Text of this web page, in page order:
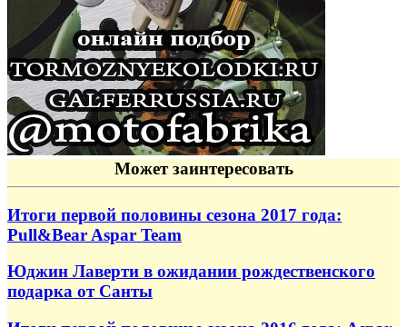
Может заинтересовать
Итоги первой половины сезона 2017 года:
Pull&Bear Aspar Team
Юджин Лаверти в ожидании рождественского
подарка от Санты